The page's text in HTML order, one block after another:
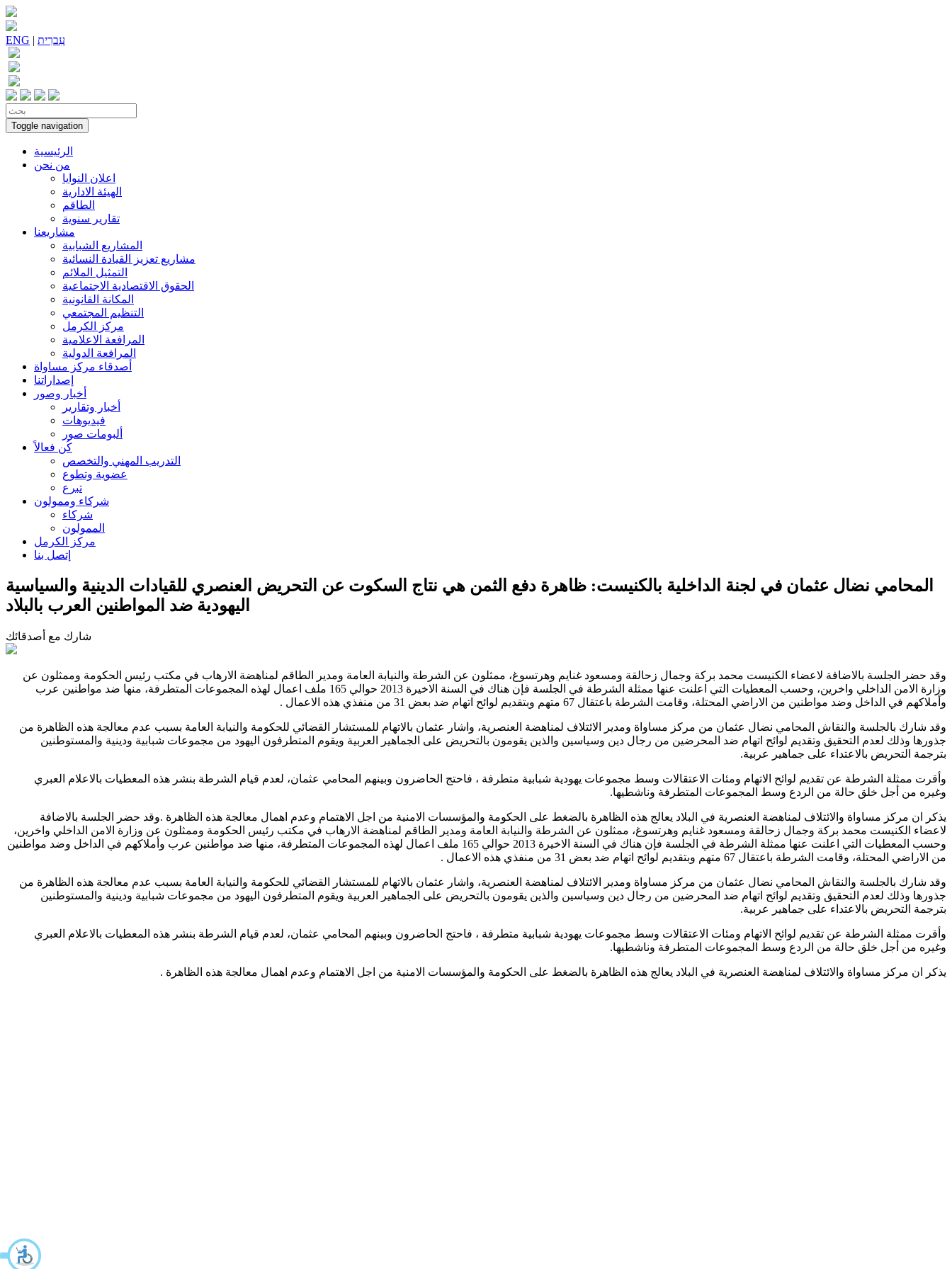
ENG | עִברִית
Toggle navigation
الرئيسية
من نحن
اعلان النوايا
الهيئة الادارية
الطاقم
تقارير سنوية
مشاريعنا
المشاريع الشبابية
مشاريع تعزيز القيادة النسائية
التمثيل الملائم
الحقوق الاقتصادية الاجتماعية
المكانة القانونية
التنظيم المجتمعي
مركز الكرمل
المرافعة الاعلامية
المرافعة الدولية
أصدقاء مركز مساواة
إصداراتنا
أخبار وصور
أخبار وتقارير
فيديوهات
ألبومات صور
كُن فعالاً
التدريب المهني والتخصص
عضوية وتطوع
تبرع
شركاء وممولون
شركاء
الممولون
مركز الكرمل
إتصل بنا
المحامي نضال عثمان في لجنة الداخلية بالكنيست: ظاهرة دفع الثمن هي نتاج السكوت عن التحريض العنصري للقيادات الدينية والسياسية
اليهودية ضد المواطنين العرب بالبلاد
شارك مع أصدقائك
وقد حضر الجلسة بالاضافة لاعضاء الكنيست محمد بركة وجمال زحالقة ومسعود غنايم وهرتسوغ، ممثلون عن الشرطة والنيابة العامة ومدير الطاقم لمناهضة الارهاب في مكتب رئيس الحكومة وممثلون عن
وزارة الامن الداخلي واخرين، وحسب المعطيات التي اعلنت عنها ممثلة الشرطة في الجلسة فإن هناك في السنة الاخيرة 2013 حوالي 165 ملف اعمال لهذه المجموعات المتطرفة، منها ضد مواطنين عرب
وأملاكهم في الداخل وضد مواطنين من الاراضي المحتلة، وقامت الشرطة باعتقال 67 متهم وبتقديم لوائح اتهام ضد بعض 31 من منفذي هذه الاعمال .
وقد شارك بالجلسة والنقاش المحامي نضال عثمان من مركز مساواة ومدير الائتلاف لمناهضة العنصرية، واشار عثمان بالاتهام للمستشار القضائي للحكومة والنيابة العامة بسبب عدم معالجة هذه الظاهرة من
جذورها وذلك لعدم التحقيق وتقديم لوائح اتهام ضد المحرضين من رجال دين وسياسين والذين يقومون بالتحريض على الجماهير العربية ويقوم المتطرفون اليهود من مجموعات شبابية ودينية والمستوطنين
بترجمة التحريض بالاعتداء على جماهير عربية.
وأقرت ممثلة الشرطة عن تقديم لوائح الاتهام ومئات الاعتقالات وسط مجموعات يهودية شبابية متطرفة ، فاحتج الحاضرون وبينهم المحامي عثمان، لعدم قيام الشرطة بنشر هذه المعطيات بالاعلام العبري
وغيره من أجل خلق حالة من الردع وسط المجموعات المتطرفة وناشطيها.
يذكر ان مركز مساواة والائتلاف لمناهضة العنصرية في البلاد يعالج هذه الظاهرة بالضغط على الحكومة والمؤسسات الامنية من اجل الاهتمام وعدم اهمال معالجة هذه الظاهرة .وقد حضر الجلسة بالاضافة
لاعضاء الكنيست محمد بركة وجمال زحالقة ومسعود غنايم وهرتسوغ، ممثلون عن الشرطة والنيابة العامة ومدير الطاقم لمناهضة الارهاب في مكتب رئيس الحكومة وممثلون عن وزارة الامن الداخلي واخرين،
وحسب المعطيات التي اعلنت عنها ممثلة الشرطة في الجلسة فإن هناك في السنة الاخيرة 2013 حوالي 165 ملف اعمال لهذه المجموعات المتطرفة، منها ضد مواطنين عرب وأملاكهم في الداخل وضد مواطنين
من الاراضي المحتلة، وقامت الشرطة باعتقال 67 متهم وبتقديم لوائح اتهام ضد بعض 31 من منفذي هذه الاعمال .
وقد شارك بالجلسة والنقاش المحامي نضال عثمان من مركز مساواة ومدير الائتلاف لمناهضة العنصرية، واشار عثمان بالاتهام للمستشار القضائي للحكومة والنيابة العامة بسبب عدم معالجة هذه الظاهرة من
جذورها وذلك لعدم التحقيق وتقديم لوائح اتهام ضد المحرضين من رجال دين وسياسين والذين يقومون بالتحريض على الجماهير العربية ويقوم المتطرفون اليهود من مجموعات شبابية ودينية والمستوطنين
بترجمة التحريض بالاعتداء على جماهير عربية.
وأقرت ممثلة الشرطة عن تقديم لوائح الاتهام ومئات الاعتقالات وسط مجموعات يهودية شبابية متطرفة ، فاحتج الحاضرون وبينهم المحامي عثمان، لعدم قيام الشرطة بنشر هذه المعطيات بالاعلام العبري
وغيره من أجل خلق حالة من الردع وسط المجموعات المتطرفة وناشطيها.
يذكر ان مركز مساواة والائتلاف لمناهضة العنصرية في البلاد يعالج هذه الظاهرة بالضغط على الحكومة والمؤسسات الامنية من اجل الاهتمام وعدم اهمال معالجة هذه الظاهرة .